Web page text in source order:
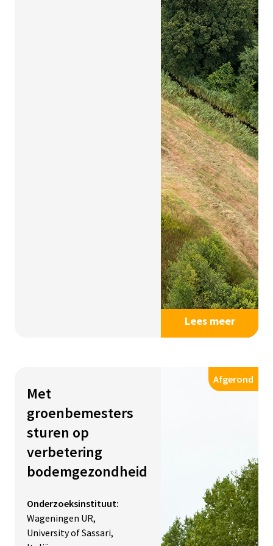
Lees meer
Met
groenbemesters
sturen op
verbetering
bodemgezondheid
Onderzoeksinstituut:
Wageningen UR,
University of Sassari,
Afgerond